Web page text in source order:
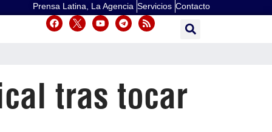
Prensa Latina, La Agencia Servicios Contacto
tras tocar